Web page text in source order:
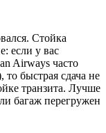
Стойка
если у вас
Airways часто
то быстрая сдача не
транзита. Лучше
багаж перегружен